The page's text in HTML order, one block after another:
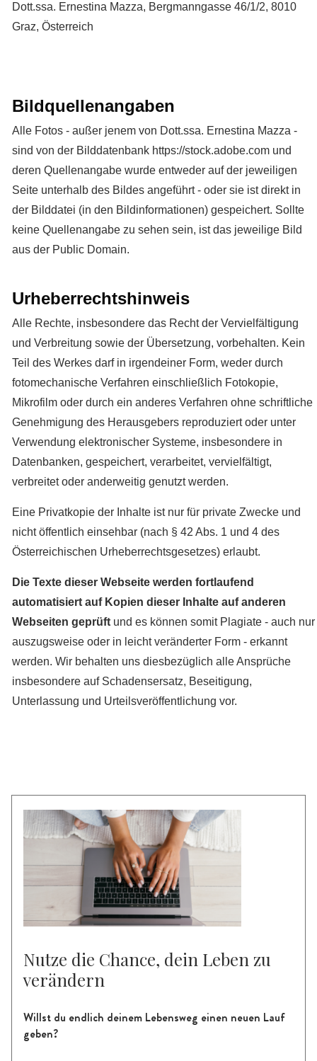
Dott.ssa. Ernestina Mazza, Bergmanngasse 46/1/2, 8010
Graz, Österreich
Bildquellenangaben
Alle Fotos - außer jenem von Dott.ssa. Ernestina Mazza -
sind von der Bilddatenbank https://stock.adobe.com und
deren Quellenangabe wurde entweder auf der jeweiligen
Seite unterhalb des Bildes angeführt - oder sie ist direkt in
der Bilddatei (in den Bildinformationen) gespeichert. Sollte
keine Quellenangabe zu sehen sein, ist das jeweilige Bild
aus der Public Domain.
Urheberrechtshinweis
Alle Rechte, insbesondere das Recht der Vervielfältigung
und Verbreitung sowie der Übersetzung, vorbehalten. Kein
Teil des Werkes darf in irgendeiner Form, weder durch
fotomechanische Verfahren einschließlich Fotokopie,
Mikrofilm oder durch ein anderes Verfahren ohne schriftliche
Genehmigung des Herausgebers reproduziert oder unter
Verwendung elektronischer Systeme, insbesondere in
Datenbanken, gespeichert, verarbeitet, vervielfältigt,
verbreitet oder anderweitig genutzt werden.
Eine Privatkopie der Inhalte ist nur für private Zwecke und
nicht öffentlich einsehbar (nach § 42 Abs. 1 und 4 des
Österreichischen Urheberrechtsgesetzes) erlaubt.
Die Texte dieser Webseite werden fortlaufend
automatisiert auf Kopien dieser Inhalte auf anderen
Webseiten geprüft und es können somit Plagiate - auch nur
auszugsweise oder in leicht veränderter Form - erkannt
werden. Wir behalten uns diesbezüglich alle Ansprüche
insbesondere auf Schadensersatz, Beseitigung,
Unterlassung und Urteilsveröffentlichung vor.
Nutze die Chance, dein Leben zu
verändern
Willst du endlich deinem Lebensweg einen neuen Lauf
geben?